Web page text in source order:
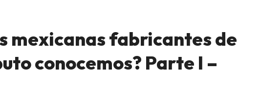
mexicanas fabricantes de
conocemos? Parte I –